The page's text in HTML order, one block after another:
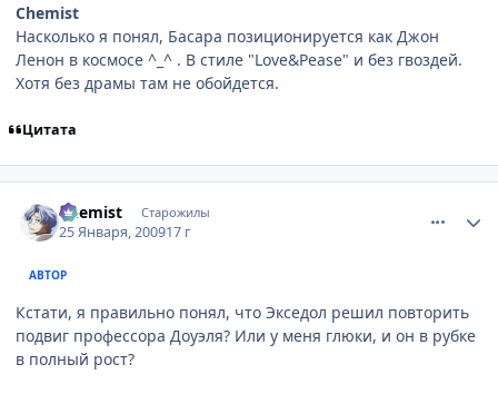
Chemist
Насколько я понял, Басара позиционируется как Джон
Ленон в космосе ^_^ . В стиле "Love&Pease" и без гвоздей.
Хотя без драмы там не обойдется.
Цитата
Chemist Старожилы
25 Января, 200917 г
АВТОР
Кстати, я правильно понял, что Экседол решил повторить
подвиг профессора Доуэля? Или у меня глюки, и он в рубке
в полный рост?